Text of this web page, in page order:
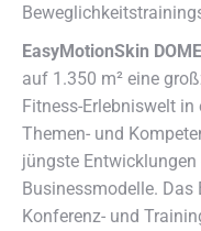
EasyMotionSkin
auf 1.350 m² eine
Fitness-Erlebniswelt
Themen- und
jüngste
Businessmodelle.
Konferenz- und